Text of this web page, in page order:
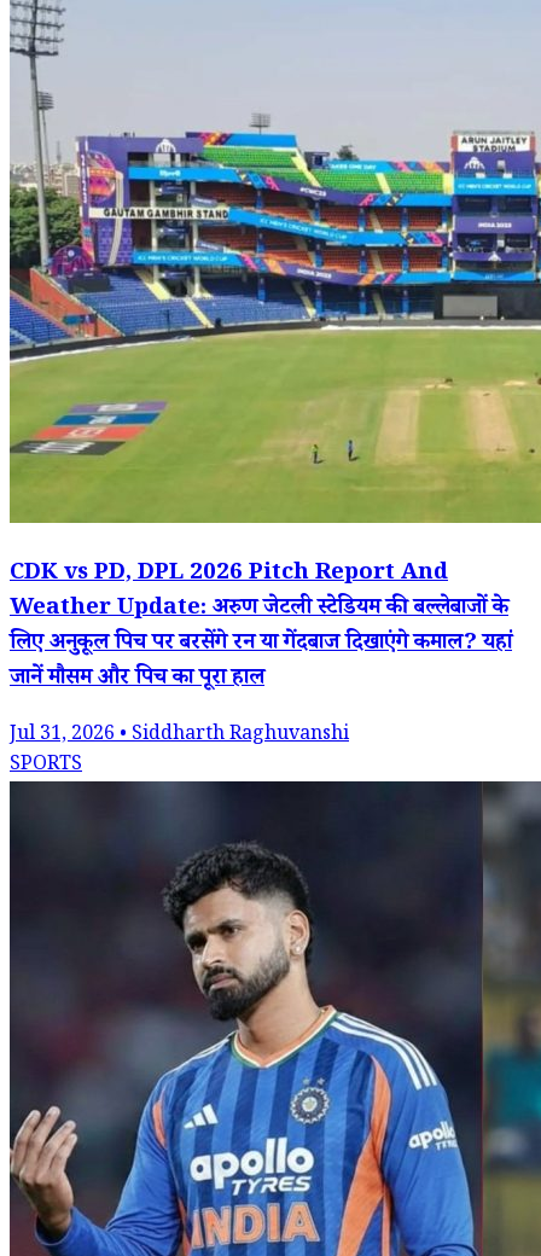
CDK vs PD, DPL 2026 Pitch Report And
Weather Update: अरुण जेटली स्टेडियम की बल्लेबाजों के
लिए अनुकूल पिच पर बरसेंगे रन या गेंदबाज दिखाएंगे कमाल? यहां
जानें मौसम और पिच का पूरा हाल
Jul 31, 2026 • Siddharth Raghuvanshi
SPORTS